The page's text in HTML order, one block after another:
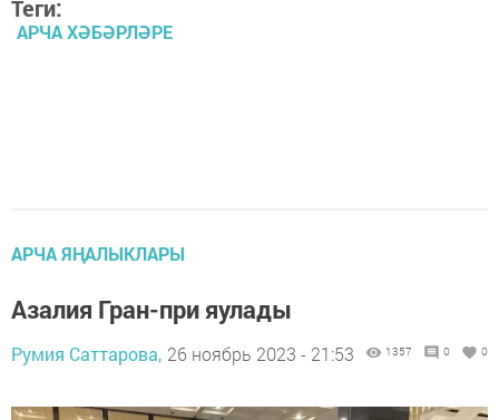
Теги:
АРЧА ХӘБӘРЛӘРЕ
АРЧА ЯҢАЛЫКЛАРЫ
Азалия Гран-при яулады
Румия Саттарова, 26 ноябрь 2023 - 21:53 1357 0 0